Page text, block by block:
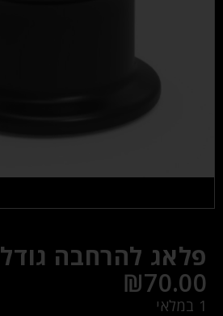
פלאג להרחבה גודל M
₪70.00
1 במלאי